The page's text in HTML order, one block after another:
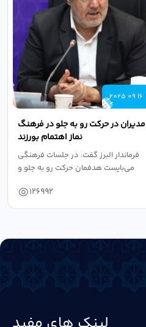
2025 09 16
مدیران در حرکت رو به جلو در فرهنگ
نماز اهتمام بورزند
فرماندار البرز گفت: در جلسات فرهنگی
می‌بایست هدفمان حرکت رو به جلو و
126992